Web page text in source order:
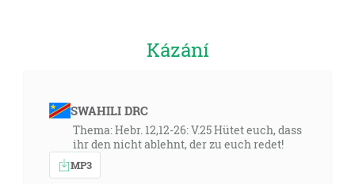
Kázání
SWAHILI DRC
Thema: Hebr. 12,12-26: V.25 Hütet euch, dass
ihr den nicht ablehnt, der zu euch redet!
MP3